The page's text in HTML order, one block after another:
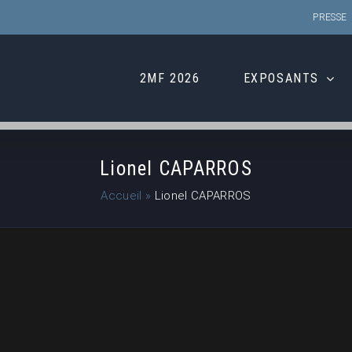
PRESSE
2MF 2026 EXPOSANTS
Lionel CAPARROS
Accueil » Lionel CAPARROS